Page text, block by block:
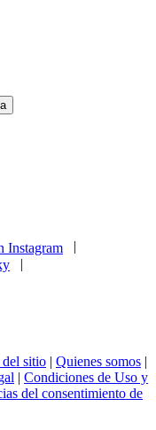
|
sitio | Quienes somos |
| Condiciones de Uso y
del consentimiento de